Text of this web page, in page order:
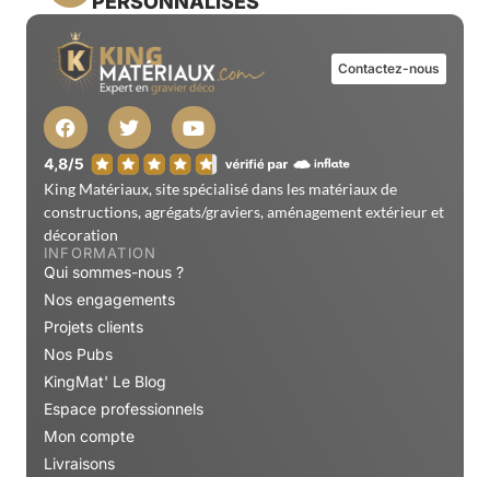
Contactez-nous
King Matériaux, site spécialisé dans les matériaux de
constructions, agrégats/graviers, aménagement extérieur et
décoration
INFORMATION
Qui sommes-nous ?
Nos engagements
Projets clients
Nos Pubs
KingMat' Le Blog
Espace professionnels
Mon compte
Livraisons